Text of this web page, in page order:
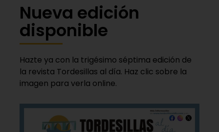
Nueva edición
disponible
Hazte ya con la trigésimo séptima edición de
la revista Tordesillas al día. Haz clic sobre la
imagen para verla online.